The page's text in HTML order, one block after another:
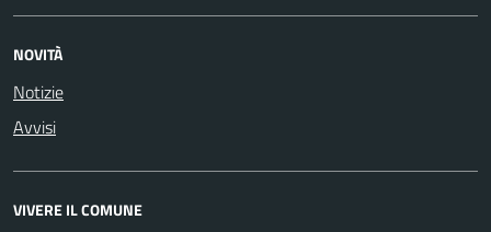
NOVITÀ
Notizie
Avvisi
VIVERE IL COMUNE